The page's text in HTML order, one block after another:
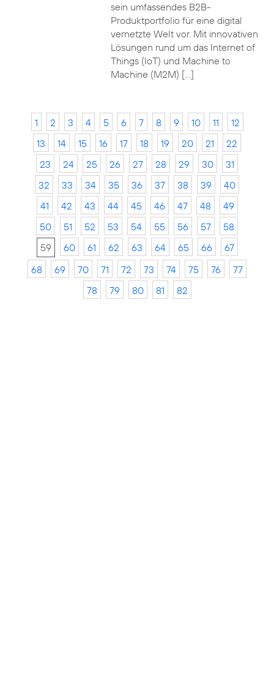
sein umfassendes B2B-
Produktportfolio für eine digital
vernetzte Welt vor. Mit innovativen
Lösungen rund um das Internet of
Things (IoT) und Machine to
Machine (M2M) […]
1 2 3 4 5 6 7 8 9 10 11
12
13
14 15 16 17 18 19 20 21
22
23
24 25 26 27 28 29 30
31
32
33 34 35 36 37 38 39
40
41
42 43 44 45 46 47 48
49
50
51 52 53 54 55 56 57
58
59
60 61 62 63 64 65 66
67
68
69 70 71 72 73 74 75 76
77
78
79 80 81 82